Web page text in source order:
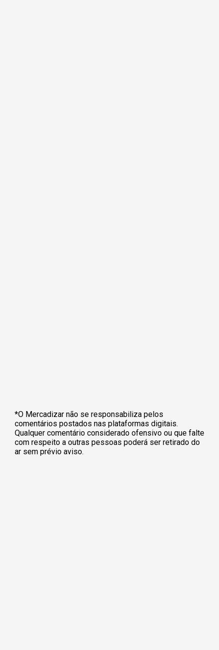
*O Mercadizar não se responsabiliza pelos
comentários postados nas plataformas digitais.
Qualquer comentário considerado ofensivo ou que falte
com respeito a outras pessoas poderá ser retirado do
ar sem prévio aviso.